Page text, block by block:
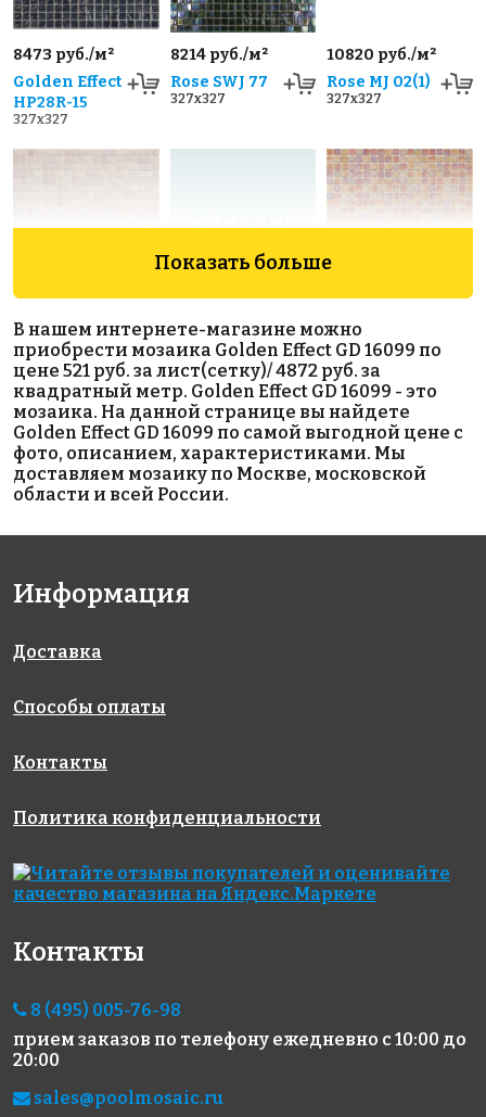
8473 руб./м²
Golden Effect
HP28R-15
327x327
8214 руб./м²
Rose SWJ 77
327x327
10820 руб./м²
Rose MJ 02(1)
327x327
JNJ IC 36
327x327
Golden Effect
GD 16101
327x327
Rose WJ 37(2)
327x327
11735 руб./м²
Rose WMJ
327x327
Rose WJ 95(3)
JNJ C-JB 70
327x327
Rose AJ
903(3)
327x327
Rose AJ 93(3)
327x327
8724 руб./м² 4872 руб./м²
Показать больше
В нашем интернете-магазине можно
приобрести мозаика Golden Effect GD 16099 по
цене 521 руб. за лист(сетку)/ 4872 руб. за
квадратный метр. Golden Effect GD 16099 - это
мозаика. На данной странице вы найдете
Golden Effect GD 16099 по самой выгодной цене с
фото, описанием, характеристиками. Мы
доставляем мозаику по Москве, московской
области и всей России.
Информация
Доставка
Способы оплаты
Контакты
Политика конфиденциальности
Контакты
8 (495) 005-76-98
прием заказов по телефону ежедневно с 10:00 до
20:00
sales@poolmosaic.ru